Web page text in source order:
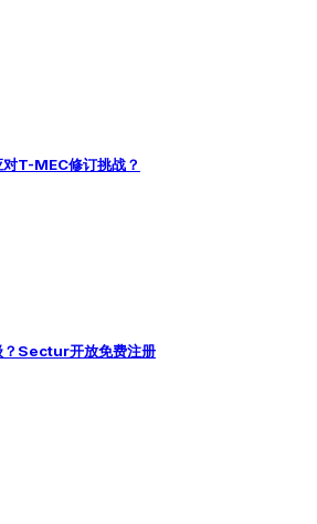
T-MEC修订挑战？
？Sectur开放免费注册